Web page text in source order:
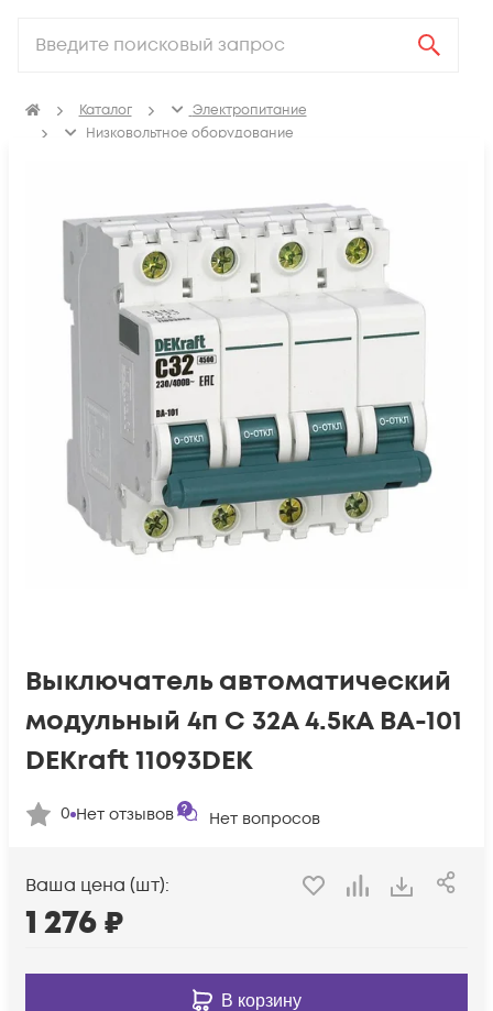
Каталог
Электропитание
Низковольтное оборудование
Выключатель автоматический
модульный 4п C 32А 4.5кА ВА-101
DEKraft 11093DEK
0 Нет отзывов Нет вопросов
Ваша цена (шт):
1 276₽
В корзину